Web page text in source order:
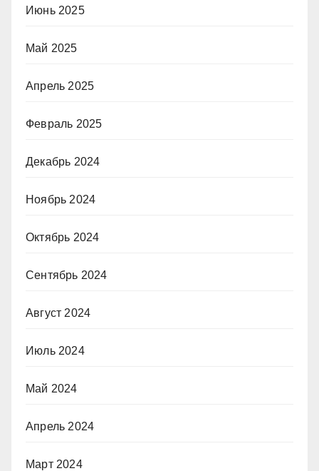
Июнь 2025
Май 2025
Апрель 2025
Февраль 2025
Декабрь 2024
Ноябрь 2024
Октябрь 2024
Сентябрь 2024
Август 2024
Июль 2024
Май 2024
Апрель 2024
Март 2024